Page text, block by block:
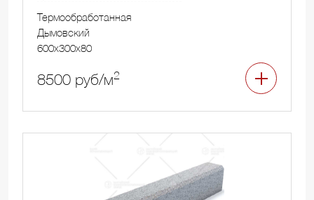
Термообработанная
Дымовский
600x300x80
8500 руб/м2